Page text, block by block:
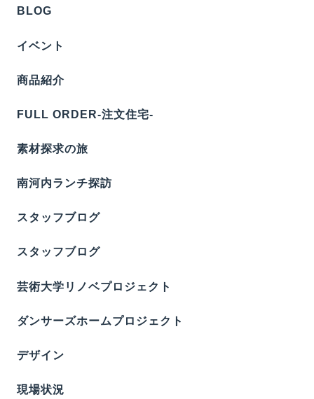
BLOG
イベント
商品紹介
FULL ORDER-注文住宅-
素材探求の旅
南河内ランチ探訪
スタッフブログ
スタッフブログ
芸術大学リノベプロジェクト
ダンサーズホームプロジェクト
デザイン
現場状況